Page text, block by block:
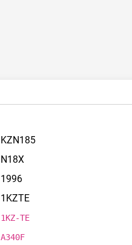
KZN185
N18X
1996
1KZTE
1KZ-TE
A340F